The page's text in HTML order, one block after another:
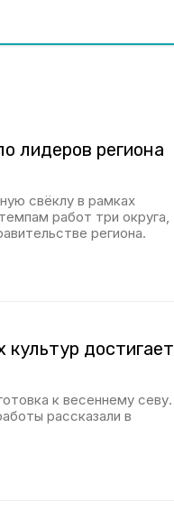
лидеров региона
свёклу в рамках
работ три округа,
региона.
достигает
к весеннему севу.
рассказали в